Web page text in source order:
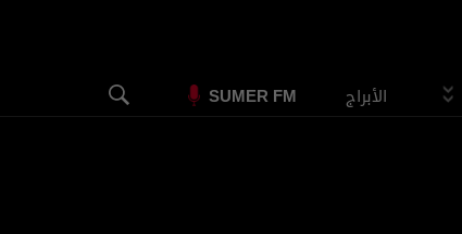
الأبراج SUMER FM